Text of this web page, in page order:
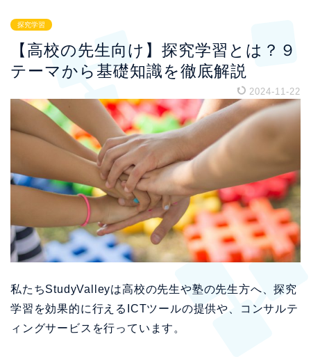
探究学習
【高校の先生向け】探究学習とは？９
テーマから基礎知識を徹底解説
2024-11-22
私たちStudyValleyは高校の先生や塾の先生方へ、探究
学習を効果的に行えるICTツールの提供や、コンサルテ
ィングサービスを行っています。